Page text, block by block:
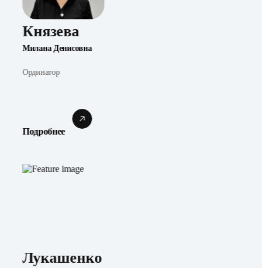
Князева
Милана Денисовна
Ординатор
Подробнее
Лукашенко